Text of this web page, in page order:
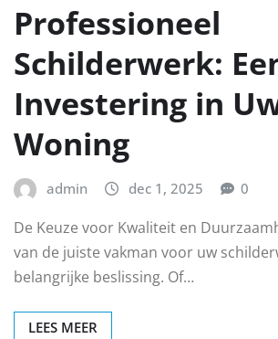
Professioneel
Schilderwerk:
Investering in
Woning
admin dec 1, 2025 0
De Keuze voor Kwaliteit en
van de juiste vakman voor uw
belangrijke beslissing. Of…
LEES MEER